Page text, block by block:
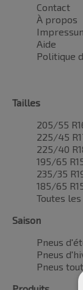
Contact
À propos
Aide
Politique
Tailles
205/55
225/45
225/40
195/65
235/35
185/65
Toutes
Saison
Pneus
Pneus
Pneus